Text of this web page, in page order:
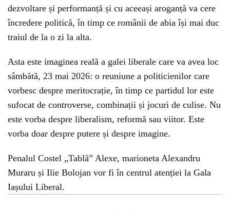
dezvoltare și performanță și cu aceeași aroganță va cere
încredere politică, în timp ce românii de abia își mai duc
traiul de la o zi la alta.
Asta este imaginea reală a galei liberale care va avea loc
sâmbătă, 23 mai 2026: o reuniune a politicienilor care
vorbesc despre meritocrație, în timp ce partidul lor este
sufocat de controverse, combinații și jocuri de culise. Nu
este vorba despre liberalism, reformă sau viitor. Este
vorba doar despre putere și despre imagine.
Penalul Costel „Tablă” Alexe, marioneta Alexandru
Muraru și Ilie Bolojan vor fi în centrul atenției la Gala
Iașului Liberal.